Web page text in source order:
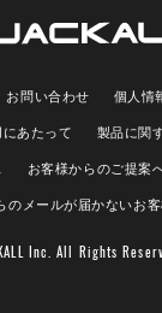
お問い合わせ
個人情
あたって
製品に関
お客様からのご提案
のメールが届かないお
Inc. All Rights